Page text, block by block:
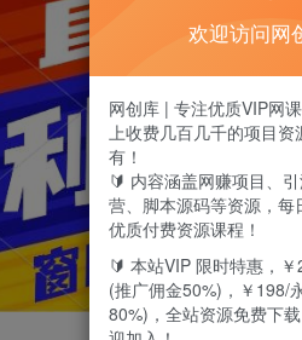
欢迎访问网
网创库 | 专注优质VIP网
上收费几百几千的项目
有！
🔰 内容涵盖网赚项目、
营、脚本源码等资源，每
优质付费资源课程！
🔰 本站VIP 限时特惠，
(推广佣金50%)，￥198/
80%)，全站资源免费下